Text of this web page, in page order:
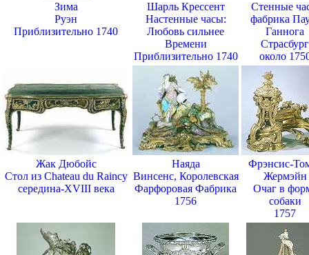
Зима
Руэн
Приблизительно 1740
Шарль Крессент
Настенные часы:
Любовь сильнее
Времени
Приблизительно 1740
Стенные
фабрика
Ганнога
Страсбург
около
Жак Дюбойс
Стол из Chateau du Raincy
середина-XVIII века
Наяда
Винсенс, Королевская
Фарфоровая Фабрика
1756
Фрэнсис-
Жермэйн
Очаг в
собаки
1757